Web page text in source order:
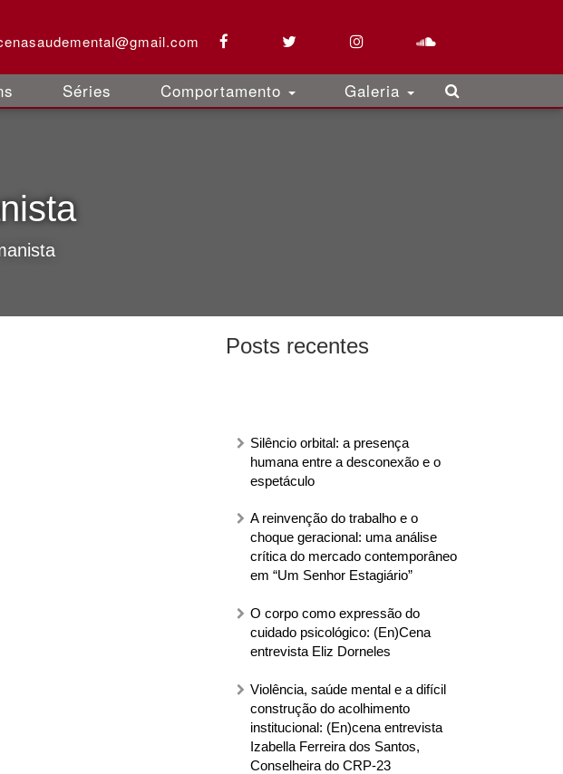
Séries Comportamento Galeria
Posts recentes
Silêncio orbital: a presença
humana entre a desconexão e o
espetáculo
A reinvenção do trabalho e o
choque geracional: uma análise
crítica do mercado contemporâneo
em “Um Senhor Estagiário”
O corpo como expressão do
cuidado psicológico: (En)Cena
entrevista Eliz Dorneles
Violência, saúde mental e a difícil
construção do acolhimento
institucional: (En)cena entrevista
Izabella Ferreira dos Santos,
Conselheira do CRP-23